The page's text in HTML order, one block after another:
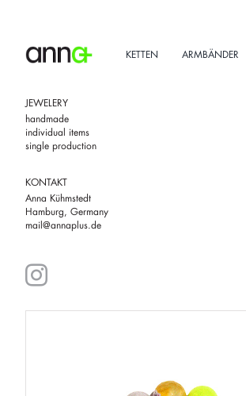
KETTEN
ARMBÄNDER
JEWELERY
handmade
individual items
single production
KONTAKT
Anna Kühmstedt
Hamburg, Germany
mail@annaplus.de